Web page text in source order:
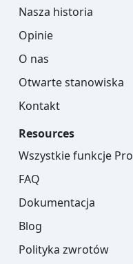
Nasza historia
Opinie
O nas
Otwarte stanowiska
Kontakt
Resources
Wszystkie funkcje Pro
FAQ
Dokumentacja
Blog
Polityka zwrotów